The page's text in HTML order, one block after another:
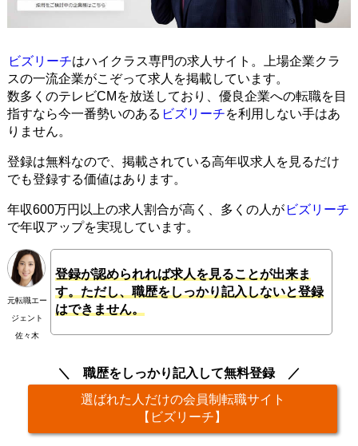
ビズリーチはハイクラス専門の求人サイト。上場企業クラ
スの一流企業がこぞって求人を掲載しています。
数多くのテレビCMを放送しており、優良企業への転職を目
指すなら今一番勢いのある ビズリーチを利用しない手はあ
りません。
登録は無料なので、掲載されている高年収求人を見るだけ
でも登録する価値はあります。
年収600万円以上の求人割合が高く、多くの人が ビズリーチ
で年収アップを実現しています。
元転職エー
ジェント
佐々木
登録が認められれば求人を見ることが出来ま
す。ただし、職歴をしっかり記入しないと登録
はできません。
職歴をしっかり記入して無料登録
選ばれた人だけの会員制転職サイト
【ビズリーチ】